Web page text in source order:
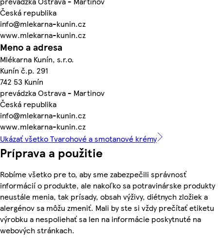
Česká republika
info@mlekarna-kunin.cz
www.mlekarna-kunin.cz
Meno a adresa
Mlékarna Kunín, s.r.o.
Kunín č.p. 291
742 53 Kunín
prevádzka Ostrava - Martinov
Česká republika
info@mlekarna-kunin.cz
www.mlekarna-kunin.cz
Ukázať všetko Tvarohové a smotanové krémy
Príprava a použitie
Robíme všetko pre to, aby sme zabezpečili správnosť
informácií o produkte, ale nakoľko sa potravinárske produkty
neustále menia, tak prísady, obsah výživy, diétnych zložiek a
alergénov sa môžu zmeniť. Mali by ste si vždy prečítať etiketu
výrobku a nespoliehať sa len na informácie poskytnuté na
webových stránkach.